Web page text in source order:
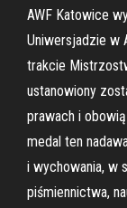
AWF Katowice
Uniwersjadzie w
trakcie
ustanowiony
prawach i
medal ten
i wychowania, w
piśmiennictwa,